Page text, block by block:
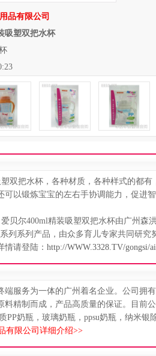
品有限公司
吸塑双把水杯
把水杯，各种材质，各种样式的都有
以锻炼宝宝的左右手协调能力，促进
尔400ml精装吸塑双把水杯由广州森
列系列产品，由众多育儿专家共同研究
请登陆： http://WWW.3328.TV/gongsi/
服务为一体的广州着名企业。公司拥
精制而成，产品高质量的保证。目前
PP奶瓶，玻璃奶瓶，ppsu奶瓶，纳米银
有限公司详细介绍>>